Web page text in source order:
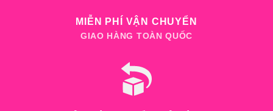
MIỄN PHÍ VẬN CHUYỂN
GIAO HÀNG TOÀN QUỐC